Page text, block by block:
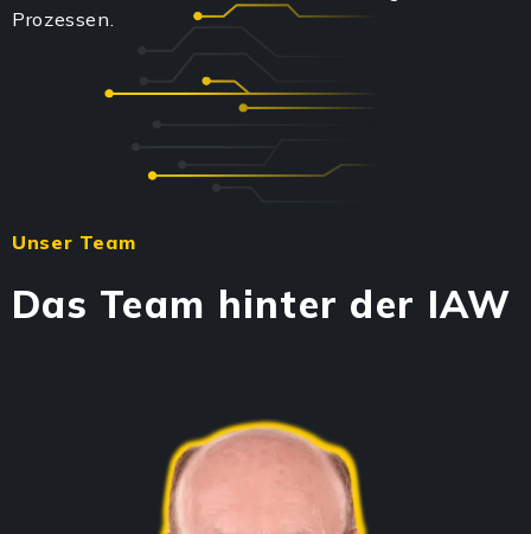
Prozessen.
Unser Team
Das Team hinter der IAW